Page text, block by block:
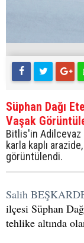
Süphan Dağı
Vaşak
Bitlis'in Adilcevaz
karla kaplı
görüntülendi.
Salih
ilçesi Süphan
tehlike altında